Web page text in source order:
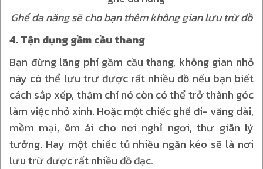
Ghế đa năng sẽ cho bạn thêm không gian lưu trữ đồ
4. Tận dụng gầm cầu thang
Bạn đừng lãng phí gầm cầu thang, không gian nhỏ
này có thể lưu trư được rất nhiều đồ nếu bạn biết
cách sắp xếp, thậm chí nó còn có thể trở thành góc
làm việc nhỏ xinh. Hoặc một chiếc ghế đi- văng dài,
mềm mại, êm ái cho nơi nghỉ ngơi, thư giãn lý
tưởng. Hay một chiếc tủ nhiều ngăn kéo sẽ là nơi
lưu trữ được rất nhiều đồ đạc.